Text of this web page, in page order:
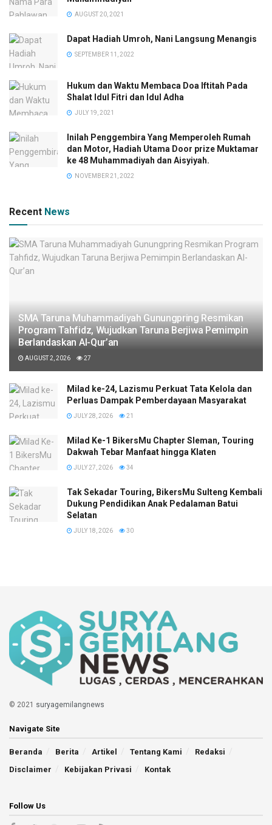
AUGUST 20, 2021
Dapat Hadiah Umroh, Nani Langsung Menangis
SEPTEMBER 11, 2022
Hukum dan Waktu Membaca Doa Iftitah Pada
Shalat Idul Fitri dan Idul Adha
JULY 19, 2021
Inilah Penggembira Yang Memperoleh Rumah
dan Motor, Hadiah Utama Door prize Muktamar
ke 48 Muhammadiyah dan Aisyiyah.
NOVEMBER 21, 2022
Recent News
SMA Taruna Muhammadiyah Gunungpring Resmikan
Program Tahfidz, Wujudkan Taruna Berjiwa Pemimpin
Berlandaskan Al-Qur’an
AUGUST 2, 2026 27
Milad ke-24, Lazismu Perkuat Tata Kelola dan
Perluas Dampak Pemberdayaan Masyarakat
JULY 28, 2026 21
Milad Ke-1 BikersMu Chapter Sleman, Touring
Dakwah Tebar Manfaat hingga Klaten
JULY 27, 2026 34
Tak Sekadar Touring, BikersMu Sulteng Kembali
Dukung Pendidikan Anak Pedalaman Batui
Selatan
JULY 18, 2026 30
© 2021 suryagemilangnews
Navigate Site
Beranda Berita Artikel Tentang Kami
Redaksi
Disclaimer
Kebijakan Privasi Kontak
Follow Us